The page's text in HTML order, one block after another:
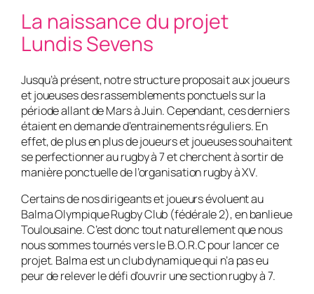
La naissance du projet
Lundis Sevens
Jusqu’à présent, notre structure proposait aux joueurs
et joueuses des rassemblements ponctuels sur la
période allant de Mars à Juin. Cependant, ces derniers
étaient en demande d’entrainements réguliers. En
effet, de plus en plus de joueurs et joueuses souhaitent
se perfectionner au rugby à 7 et cherchent à sortir de
manière ponctuelle de l’organisation rugby à XV.
Certains de nos dirigeants et joueurs évoluent au
Balma Olympique Rugby Club (fédérale 2), en banlieue
Toulousaine. C’est donc tout naturellement que nous
nous sommes tournés vers le B.O.R.C pour lancer ce
projet. Balma est un club dynamique qui n’a pas eu
peur de relever le défi d’ouvrir une section rugby à 7.